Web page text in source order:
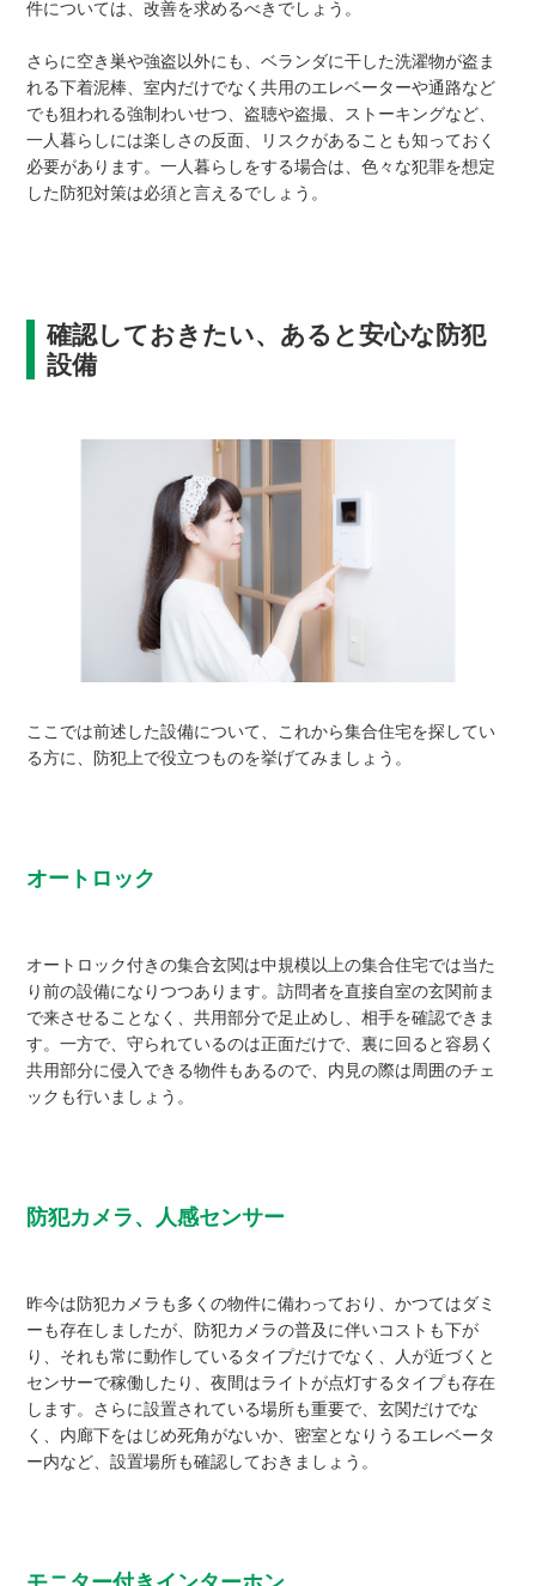
件については、改善を求めるべきでしょう。
さらに空き巣や強盗以外にも、ベランダに干した洗濯物が盗ま
れる下着泥棒、室内だけでなく共用のエレベーターや通路など
でも狙われる強制わいせつ、盗聴や盗撮、ストーキングなど、
一人暮らしには楽しさの反面、リスクがあることも知っておく
必要があります。一人暮らしをする場合は、色々な犯罪を想定
した防犯対策は必須と言えるでしょう。
確認しておきたい、あると安心な防犯
設備
ここでは前述した設備について、これから集合住宅を探してい
る方に、防犯上で役立つものを挙げてみましょう。
オートロック
オートロック付きの集合玄関は中規模以上の集合住宅では当た
り前の設備になりつつあります。訪問者を直接自室の玄関前ま
で来させることなく、共用部分で足止めし、相手を確認できま
す。一方で、守られているのは正面だけで、裏に回ると容易く
共用部分に侵入できる物件もあるので、内見の際は周囲のチェ
ックも行いましょう。
防犯カメラ、人感センサー
昨今は防犯カメラも多くの物件に備わっており、かつてはダミ
ーも存在しましたが、防犯カメラの普及に伴いコストも下が
り、それも常に動作しているタイプだけでなく、人が近づくと
センサーで稼働したり、夜間はライトが点灯するタイプも存在
します。さらに設置されている場所も重要で、玄関だけでな
く、内廊下をはじめ死角がないか、密室となりうるエレベータ
ー内など、設置場所も確認しておきましょう。